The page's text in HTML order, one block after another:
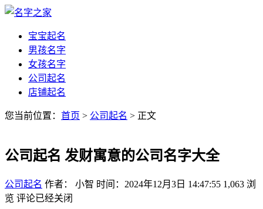
宝宝起名
男孩名字
女孩名字
公司起名
店铺起名
您当前位置： 首页 > 公司起名 > 正文
公司起名 发财寓意的公司名字大全
公司起名 作者： 小智 时间：2024年12月3日 14:47:55 1,063 浏
览 评论已经关闭